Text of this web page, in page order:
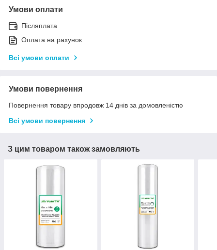
Умови оплати
Післяплата
Оплата на рахунок
Всі умови оплати
Умови повернення
Повернення товару впродовж 14 днів за домовленістю
Всі умови повернення
З цим товаром також замовляють